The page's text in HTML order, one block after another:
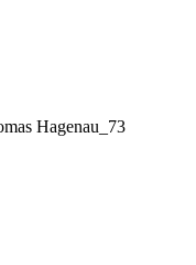
Hagenau_73